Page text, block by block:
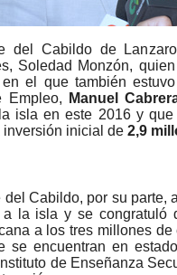
del Cabildo de
Soledad Monzón,
en el que también
Empleo, Manuel
isla en este 2016 y
inversión inicial de 2,9
del Cabildo, por su
la isla y se congratuló
a los tres millones
se encuentran en
de Enseñanza